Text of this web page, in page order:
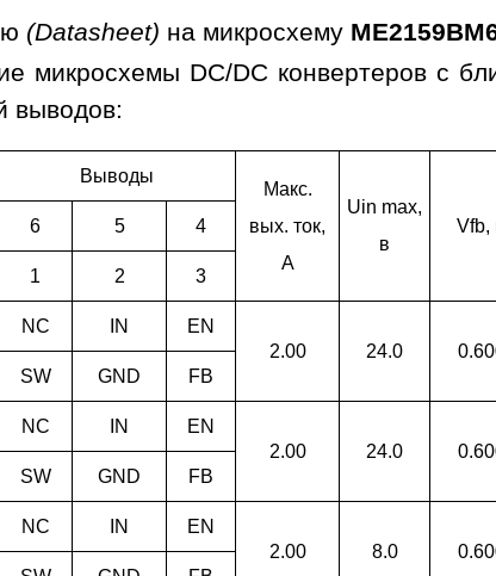
(Datasheet) на микросхему
микросхемы DC/DC конвертеров с
выводов:
Выводы
Макс.
вых. ток,
A
Uin max,
в
Vfb,
6
5 4
1 2 3
NC IN
EN
2.00
24.0
SW
GND FB
NC IN
EN
2.00
24.0
SW
GND FB
NC IN
EN
2.00
8.0